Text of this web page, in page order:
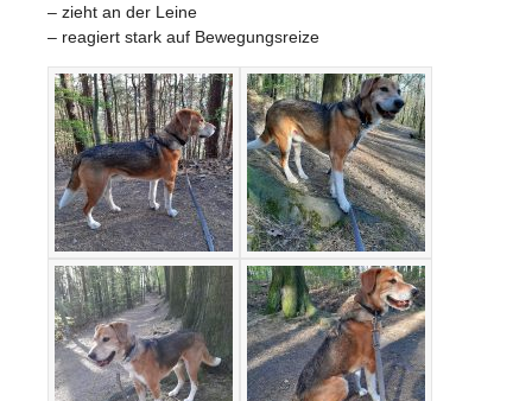
– zieht an der Leine
– reagiert stark auf Bewegungsreize